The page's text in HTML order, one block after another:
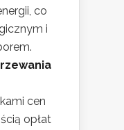
co
i
cen
opłat